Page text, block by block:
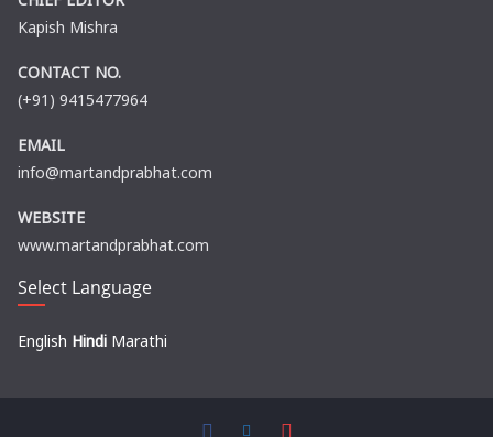
Kapish Mishra
CONTACT NO.
(+91) 9415477964
EMAIL
info@martandprabhat.com
WEBSITE
www.martandprabhat.com
Select Language
English Hindi Marathi